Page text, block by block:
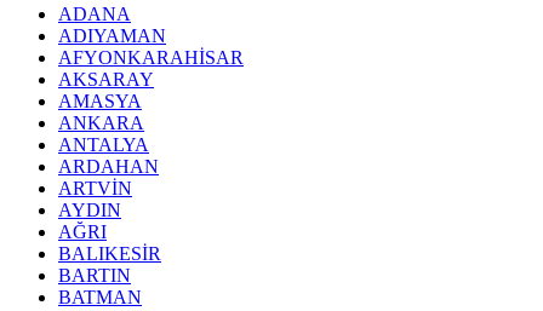
ADANA
ADIYAMAN
AFYONKARAHİSAR
AKSARAY
AMASYA
ANKARA
ANTALYA
ARDAHAN
ARTVİN
AYDIN
AĞRI
BALIKESİR
BARTIN
BATMAN